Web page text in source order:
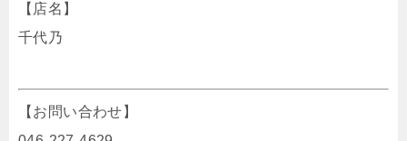
【店名】
千代乃
【お問い合わせ】